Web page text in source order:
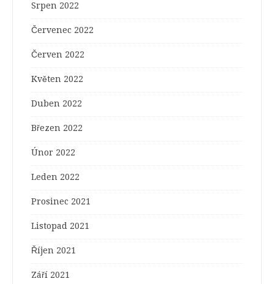
Srpen 2022
Červenec 2022
Červen 2022
Květen 2022
Duben 2022
Březen 2022
Únor 2022
Leden 2022
Prosinec 2021
Listopad 2021
Říjen 2021
Září 2021